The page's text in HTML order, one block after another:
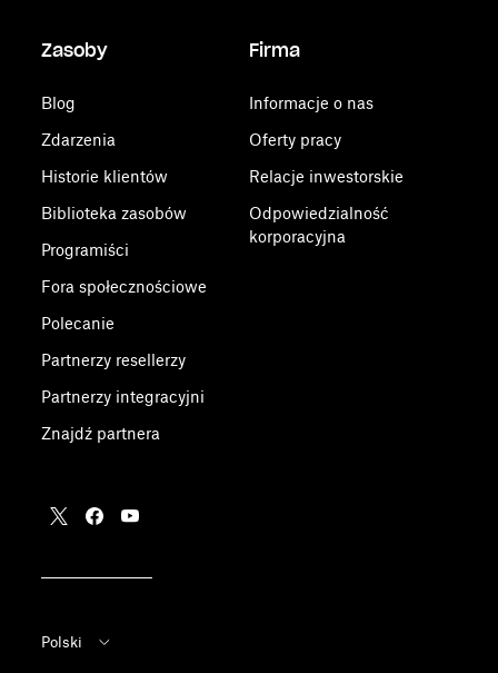
Zasoby
Blog
Zdarzenia
Historie klientów
Biblioteka zasobów
Programiści
Fora społecznościowe
Polecanie
Partnerzy resellerzy
Partnerzy integracyjni
Znajdź partnera
Firma
Informacje o nas
Oferty pracy
Relacje inwestorskie
Odpowiedzialność
korporacyjna
Polski